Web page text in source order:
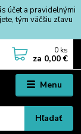
účet a pravidelnými
tým väčšiu zľavu
Menu
Hľadať
0 ks
za 0,00 €